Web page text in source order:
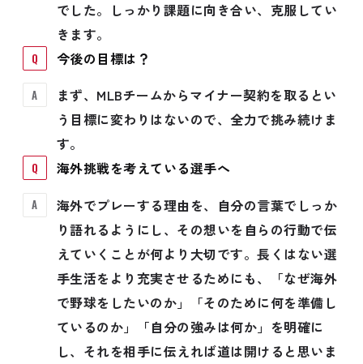
でした。しっかり課題に向き合い、克服してい
きます。
今後の目標は？
まず、MLBチームからマイナー契約を取るとい
う目標に変わりはないので、全力で挑み続けま
す。
海外挑戦を考えている選手へ
海外でプレーする理由を、自分の言葉でしっか
り語れるようにし、その想いを自らの行動で伝
えていくことが何より大切です。長くはない選
手生活をより充実させるためにも、「なぜ海外
で野球をしたいのか」「そのために何を準備し
ているのか」「自分の強みは何か」を明確に
し、それを相手に伝えれば道は開けると思いま